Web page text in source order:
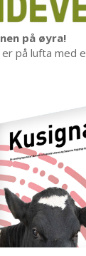
på øyra!
er på lufta med